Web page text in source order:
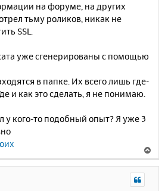
на форуме, на других
тьму роликов, никак не
SSL.
уже сгенерированы с помощью
в папке. Их всего лишь где-
и как это сделать, я не понимаю.
кого-то подобный опыт? Я уже 3
е